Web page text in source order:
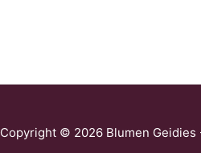
Copyright © 2026 Blumen